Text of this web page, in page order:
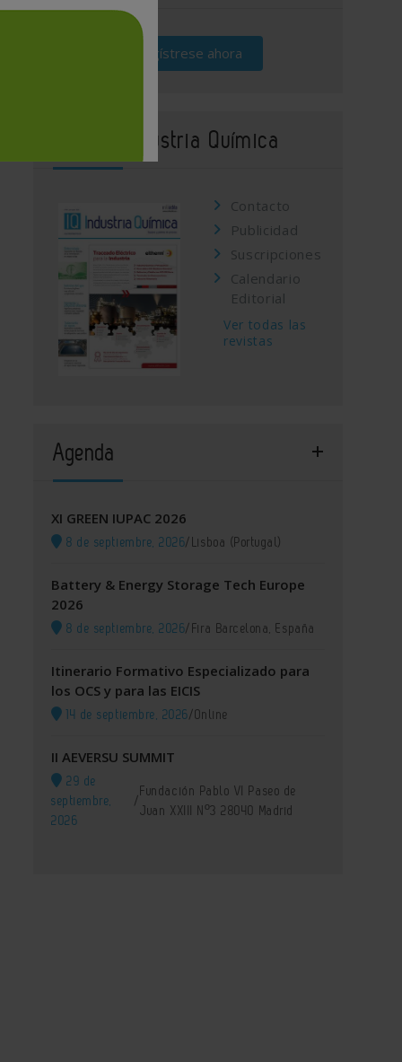
Regístrese ahora
Revista Industria Química
Contacto
Publicidad
Suscripciones
Calendario
Editorial
Ver todas las
revistas
Agenda
XI GREEN IUPAC 2026
8 de septiembre, 2026/Lisboa (Portugal)
Battery & Energy Storage Tech Europe
2026
8 de septiembre, 2026/Fira Barcelona, España
Itinerario Formativo Especializado para
los OCS y para las EICIS
14 de septiembre, 2026/Online
II AEVERSU SUMMIT
29 de
septiembre,
2026
/
Fundación Pablo VI Paseo de
Juan XXIII Nº3 28040 Madrid